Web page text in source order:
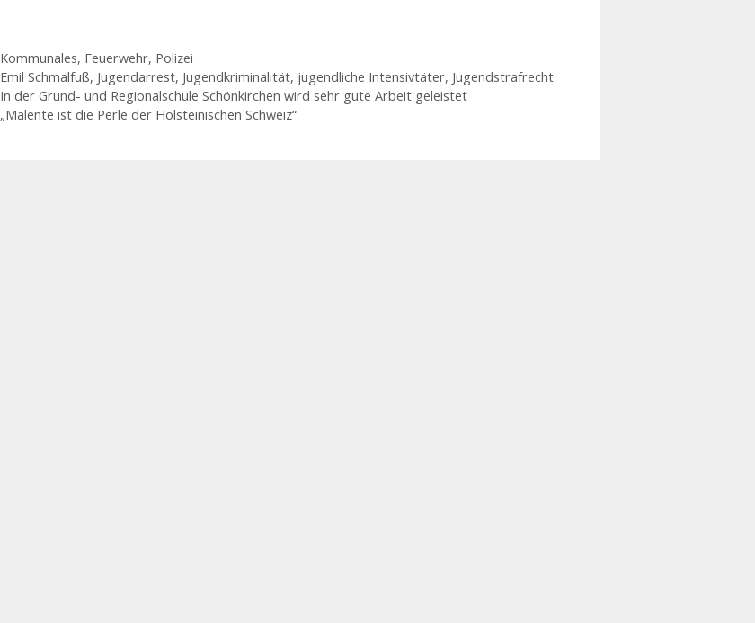
Kategorien
Kommunales, Feuerwehr, Polizei
Schlagwörter
Emil Schmalfuß, Jugendarrest, Jugendkriminalität, jugendliche Intensivtäter, Jugendstrafrecht
In der Grund- und Regionalschule Schönkirchen wird sehr gute Arbeit geleistet
„Malente ist die Perle der Holsteinischen Schweiz“